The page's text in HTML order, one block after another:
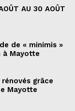
AU 30 AOÛT
de « minimis »
à Mayotte
grâce
Mayotte